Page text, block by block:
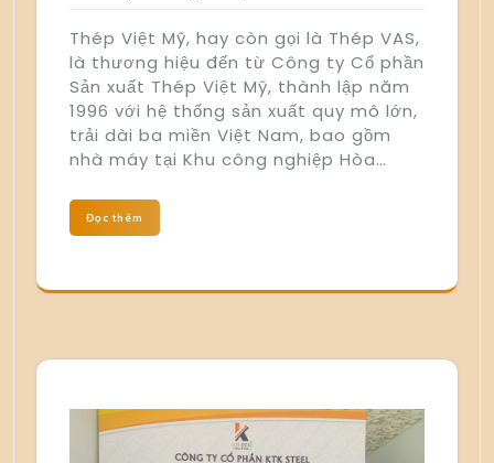
Thép Việt Mỹ, hay còn gọi là Thép VAS,
là thương hiệu đến từ Công ty Cổ phần
Sản xuất Thép Việt Mỹ, thành lập năm
1996 với hệ thống sản xuất quy mô lớn,
trải dài ba miền Việt Nam, bao gồm
nhà máy tại Khu công nghiệp Hòa…
Đọc thêm